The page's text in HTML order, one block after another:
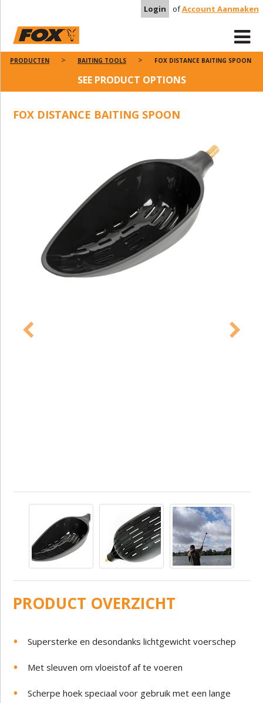
Login ofAccount Aanmaken
PRODUCTEN BAITING TOOLS FOX DISTANCE BAITING SPOON
SEE PRODUCT OPTIONS
FOX DISTANCE BAITING SPOON
PRODUCT OVERZICHT
Supersterke en desondanks lichtgewicht voerschep
Met sleuven om vloeistof af te voeren
Scherpe hoek speciaal voor gebruik met een lange